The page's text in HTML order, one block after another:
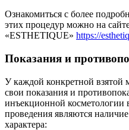
Ознакомиться с более
этих процедур можно на
«ESTHETIQUE» https://
Показания и
У каждой конкретной взятой
свои показания и
инъекционной косметологии
проведения являются
характера: